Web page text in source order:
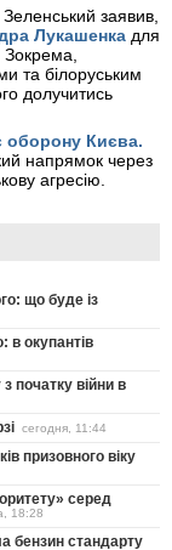
заявив,
Лукашенка для
Зокрема,
та білоруським
долучитись
оборону Києва.
напрямок через
агресію.
що буде із
в окупантів
початку війни в
сегодня, 11:44
призовного віку
серед
18:28
бензин стандарту